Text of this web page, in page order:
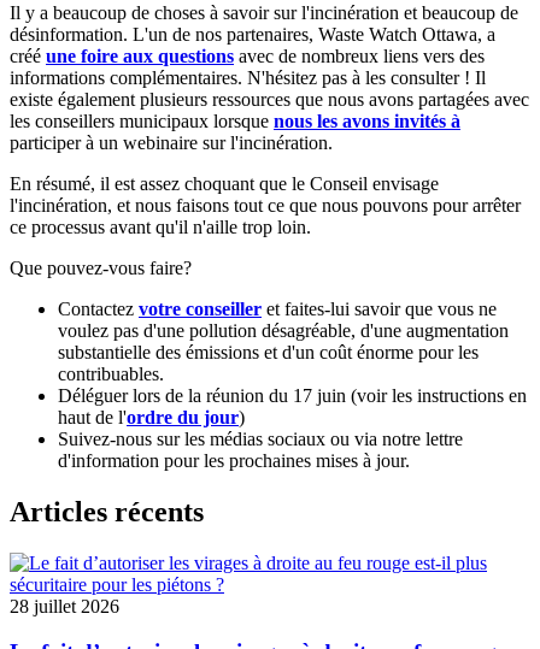
Il y a beaucoup de choses à savoir sur l'incinération et beaucoup de
désinformation. L'un de nos partenaires, Waste Watch Ottawa, a
créé une foire aux questions avec de nombreux liens vers des
informations complémentaires. N'hésitez pas à les consulter ! Il
existe également plusieurs ressources que nous avons partagées avec
les conseillers municipaux lorsque nous les avons invités à
participer à un webinaire sur l'incinération.
En résumé, il est assez choquant que le Conseil envisage
l'incinération, et nous faisons tout ce que nous pouvons pour arrêter
ce processus avant qu'il n'aille trop loin.
Que pouvez-vous faire?
Contactez votre conseiller et faites-lui savoir que vous ne
voulez pas d'une pollution désagréable, d'une augmentation
substantielle des émissions et d'un coût énorme pour les
contribuables.
Déléguer lors de la réunion du 17 juin (voir les instructions en
haut de l'ordre du jour)
Suivez-nous sur les médias sociaux ou via notre lettre
d'information pour les prochaines mises à jour.
Articles récents
28 juillet 2026